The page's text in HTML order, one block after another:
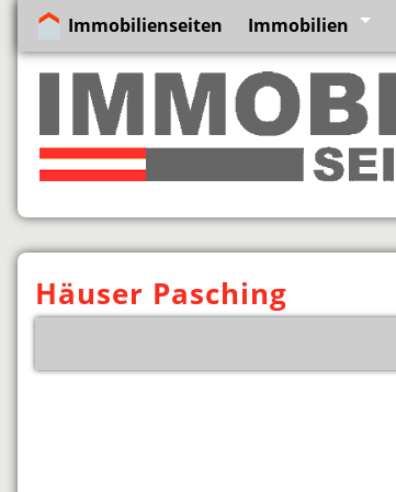
Immobilienseiten Immobilien
Häuser Pasching